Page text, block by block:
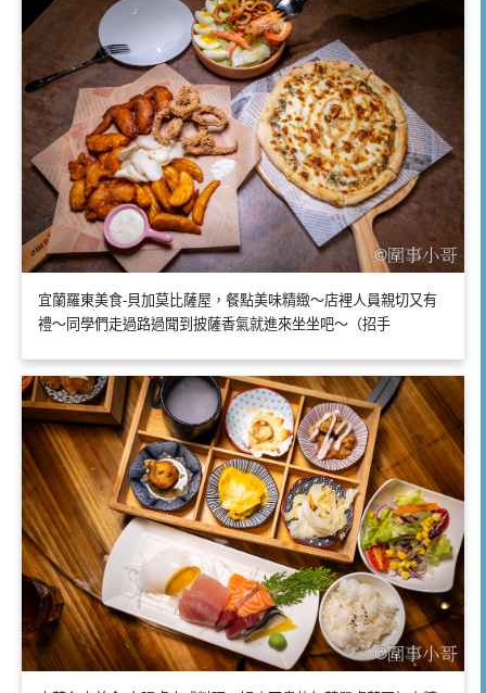
宜蘭羅東美食-貝加莫比薩屋，餐點美味精緻～店裡人員親切又有
禮～同學們走過路過聞到披薩香氣就進來坐坐吧～（招手